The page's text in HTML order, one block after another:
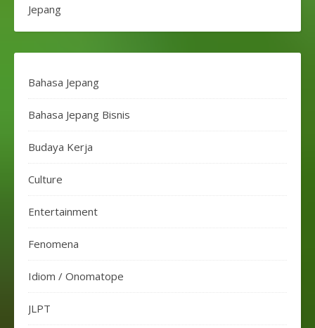
Jepang
Bahasa Jepang
Bahasa Jepang Bisnis
Budaya Kerja
Culture
Entertainment
Fenomena
Idiom / Onomatope
JLPT